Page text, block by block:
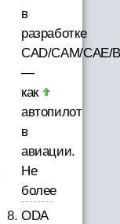
в
разработке
CAD/CAM/CAE/
—
как
автопилот
в
авиации.
Не
более
ODA